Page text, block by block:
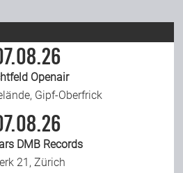
Openair
Gipf-Oberfrick
DMB Records
21, Zürich